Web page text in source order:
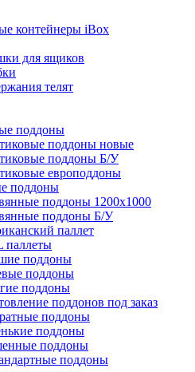
контейнеры iBox
для ящиков
телят
поддоны
поддоны новые
поддоны Б/У
европоддоны
поддоны
поддоны 1200х1000
поддоны Б/У
паллет
паллеты
поддоны
поддоны
поддоны
поддонов под заказ
поддоны
поддоны
поддоны
поддоны